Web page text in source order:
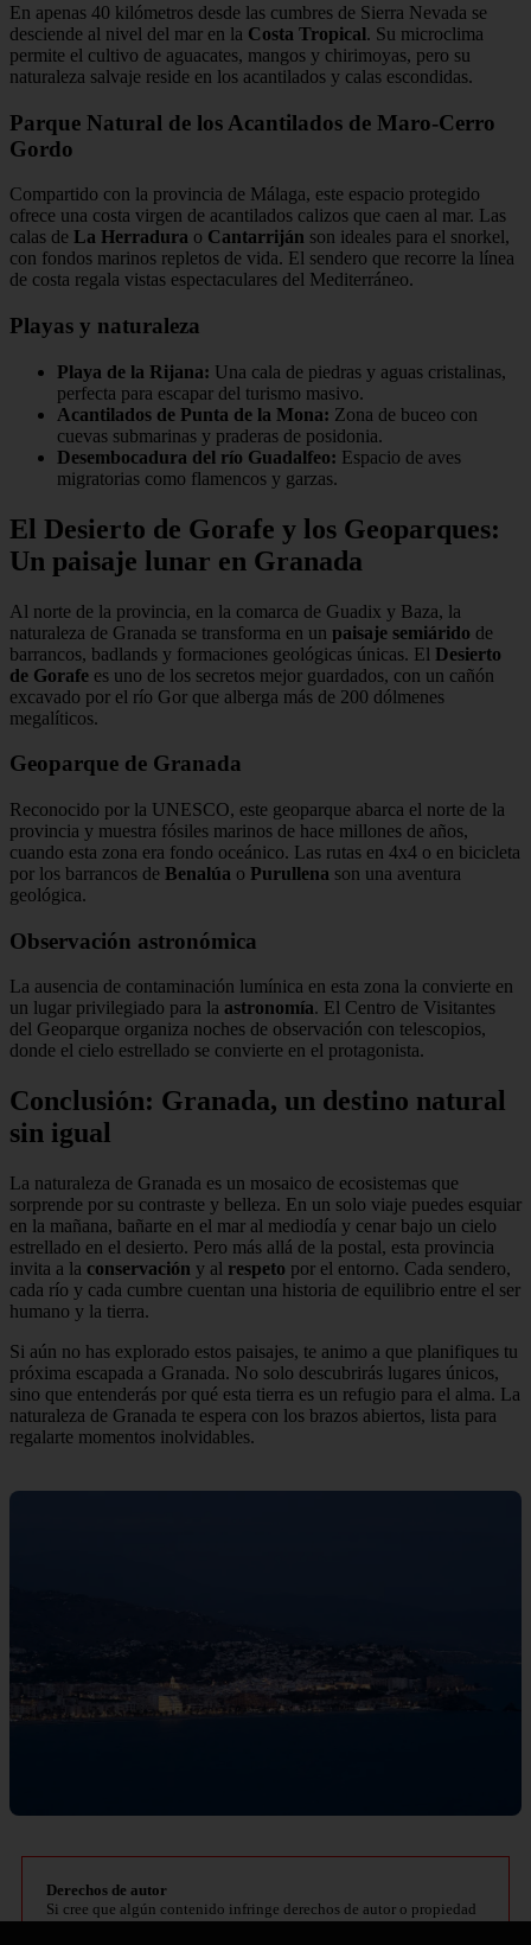
En apenas 40 kilómetros desde las cumbres de Sierra Nevada se
desciende al nivel del mar en la Costa Tropical. Su microclima
permite el cultivo de aguacates, mangos y chirimoyas, pero su
naturaleza salvaje reside en los acantilados y calas escondidas.
Parque Natural de los Acantilados de Maro-Cerro
Gordo
Compartido con la provincia de Málaga, este espacio protegido
ofrece una costa virgen de acantilados calizos que caen al mar. Las
calas de La Herradura o Cantarriján son ideales para el snorkel,
con fondos marinos repletos de vida. El sendero que recorre la línea
de costa regala vistas espectaculares del Mediterráneo.
Playas y naturaleza
Playa de la Rijana: Una cala de piedras y aguas cristalinas,
perfecta para escapar del turismo masivo.
Acantilados de Punta de la Mona: Zona de buceo con
cuevas submarinas y praderas de posidonia.
Desembocadura del río Guadalfeo: Espacio de aves
migratorias como flamencos y garzas.
El Desierto de Gorafe y los Geoparques:
Un paisaje lunar en Granada
Al norte de la provincia, en la comarca de Guadix y Baza, la
naturaleza de Granada se transforma en un paisaje semiárido de
barrancos, badlands y formaciones geológicas únicas. El Desierto
de Gorafe es uno de los secretos mejor guardados, con un cañón
excavado por el río Gor que alberga más de 200 dólmenes
megalíticos.
Geoparque de Granada
Reconocido por la UNESCO, este geoparque abarca el norte de la
provincia y muestra fósiles marinos de hace millones de años,
cuando esta zona era fondo oceánico. Las rutas en 4x4 o en bicicleta
por los barrancos de Benalúa o Purullena son una aventura
geológica.
Observación astronómica
La ausencia de contaminación lumínica en esta zona la convierte en
un lugar privilegiado para la astronomía. El Centro de Visitantes
del Geoparque organiza noches de observación con telescopios,
donde el cielo estrellado se convierte en el protagonista.
Conclusión: Granada, un destino natural
sin igual
La naturaleza de Granada es un mosaico de ecosistemas que
sorprende por su contraste y belleza. En un solo viaje puedes esquiar
en la mañana, bañarte en el mar al mediodía y cenar bajo un cielo
estrellado en el desierto. Pero más allá de la postal, esta provincia
invita a la conservación y al respeto por el entorno. Cada sendero,
cada río y cada cumbre cuentan una historia de equilibrio entre el ser
humano y la tierra.
Si aún no has explorado estos paisajes, te animo a que planifiques tu
próxima escapada a Granada. No solo descubrirás lugares únicos,
sino que entenderás por qué esta tierra es un refugio para el alma. La
naturaleza de Granada te espera con los brazos abiertos, lista para
regalarte momentos inolvidables.
Derechos de autor
Si cree que algún contenido infringe derechos de autor o propiedad
intelectual, contacte enbitelchux@yahoo.es.